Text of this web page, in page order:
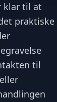
klar til at
praktiske
til